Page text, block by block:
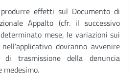
effetti sul Documento di
Appalto (cfr. il successivo
mese, le variazioni sui
dovranno avvenire
trasmissione della denuncia
medesimo.